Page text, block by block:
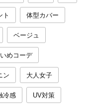
ト 体型カバー
ベージュ
めコーデ
ン 大人女子
冷感 UV対策